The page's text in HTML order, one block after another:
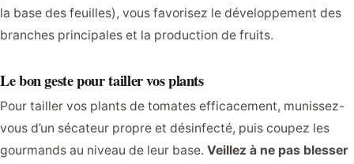
la base des feuilles), vous favorisez le développement des
branches principales et la production de fruits.
Le bon geste pour tailler vos plants
Pour tailler vos plants de tomates efficacement, munissez-
vous d’un sécateur propre et désinfecté, puis coupez les
gourmands au niveau de leur base. Veillez à ne pas blesser